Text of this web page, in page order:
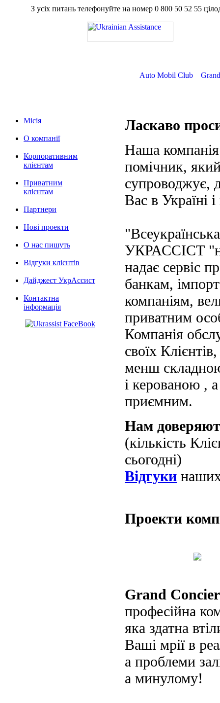
З усіх питань телефонуйте на номер 0 800 50 52 55
Auto Mobil Club
Місія
О компанії
Корпоративним
клієнтам
Приватним
клієнтам
Партнери
Нові проекти
О нас пишуть
Відгуки клієнтів
Дайджест УкрАссист
Контактна
інформація
Ласкаво
Наша
помічник,
супроводжує,
Вас в Україні
УКРАССІСТ
надає сервіс
банкам,
компаніям,
приватним
Компанія
своїх
менш
і керованою ,
приємним.
Нам
(кількість
сьогодні)
Відгуки наших
Проекти
Grand
професійна
яка здатна
Ваші мрії в
а проблеми
а минулому!